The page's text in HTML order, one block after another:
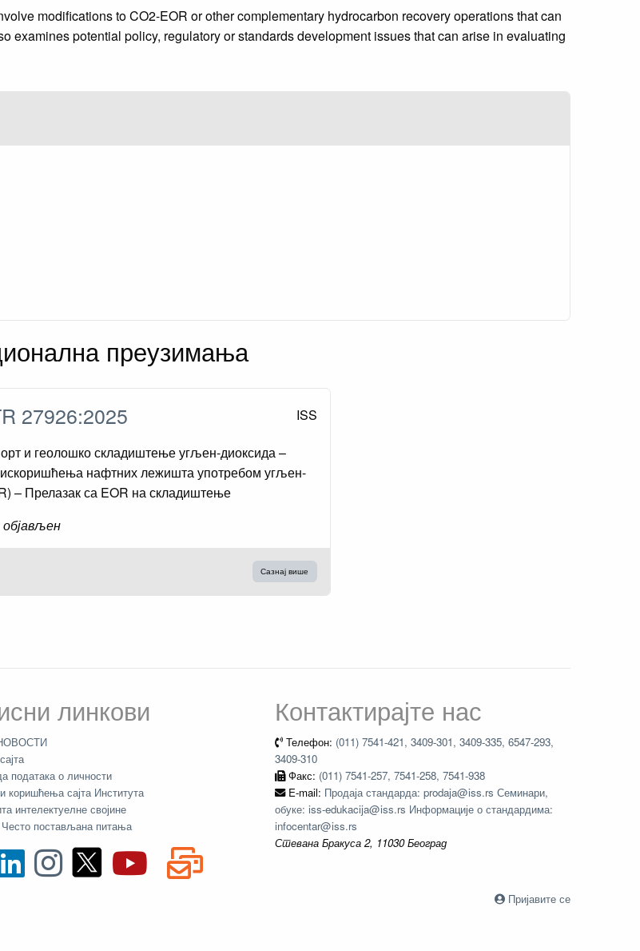
modifications to CO2-EOR or other complementary hydrocarbon recovery operations that can
examines potential policy, regulatory or standards development issues that can arise in evaluating
преузимања
27926:2025 ISS
и геолошко складиштење угљен-диоксида –
нафтних лежишта употребом угљен-
– Прелазак са EOR на складиштење
Сазнај више
линкови
података о личности
коришћења сајта Института
интелектуелне својине
Често постављана питања
Контактирајте нас
Телефон: (011) 7541-421, 3409-301, 3409-335, 6547-293,
3409-310
Факс: (011) 7541-257, 7541-258, 7541-938
E-mail: Продаја стандарда: prodaja@iss.rs Семинари,
обуке: iss-edukacija@iss.rs Информације о стандардима:
infocentar@iss.rs
Стевана Бракуса 2, 11030 Београд
Пријавите се